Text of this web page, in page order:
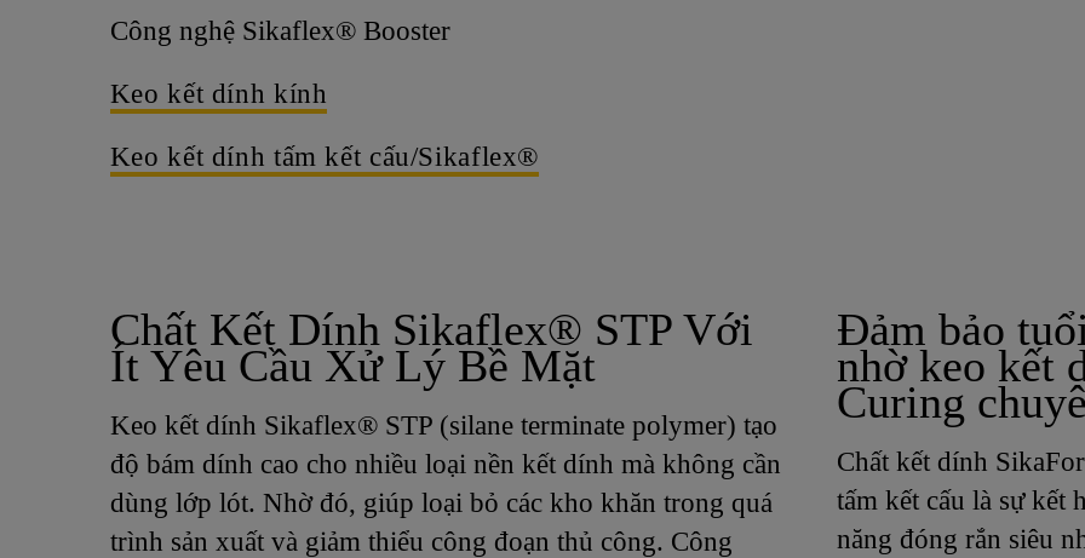
Công nghệ Sikaflex® Booster
Keo kết dính kính
Keo kết dính tấm kết cấu/Sikaflex®
Chất Kết Dính Sikaflex® STP Với
Ít Yêu Cầu Xử Lý Bề Mặt
Keo kết dính Sikaflex® STP (silane terminate polymer) tạo
độ bám dính cao cho nhiều loại nền kết dính mà không cần
dùng lớp lót. Nhờ đó, giúp loại bỏ các kho khăn trong quá
trình sản xuất và giảm thiểu công đoạn thủ công. Công
Đảm bảo
nhờ keo kết
Curing
Chất kết dính
tấm kết cấu là sự kết
năng đóng rắn siêu